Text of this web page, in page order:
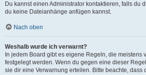
Du kannst einen Administrator kontaktieren, falls du
du keine Dateianhänge anfügen kannst.
Nach oben
Weshalb wurde ich verwarnt?
In jedem Board gibt es eigene Regeln, die meistens
festgelegt werden. Wenn du gegen eine dieser
sie dir eine Verwarnung erteilen. Bitte beachte, dass